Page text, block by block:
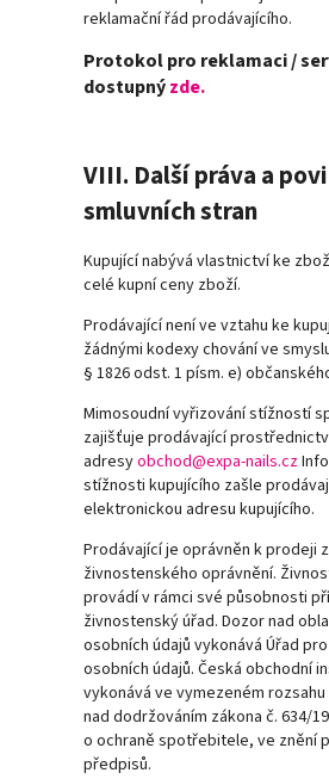
reklamační řád prodávajícího.
Protokol pro reklamaci /
dostupnýzde.
VIII. Další práva a
smluvních stran
Kupující nabývá vlastnictví ke
celé kupní ceny zboží.
Prodávající není ve vztahu ke
žádnými kodexy chování ve
§ 1826 odst. 1 písm. e)
Mimosoudní vyřizování stížností
zajišťuje prodávající
adresyobchod@expa-nails.cz
stížnosti kupujícího zašle
elektronickou adresu kupujícího.
Prodávající je oprávněn k prodeji
živnostenského oprávnění.
provádí v rámci své působnosti
živnostenský úřad. Dozor nad
osobních údajů vykonává Úřad
osobních údajů. Česká obchodní
vykonává ve vymezeném
nad dodržováním zákona č. 634/
o ochraně spotřebitele, ve znění
předpisů.